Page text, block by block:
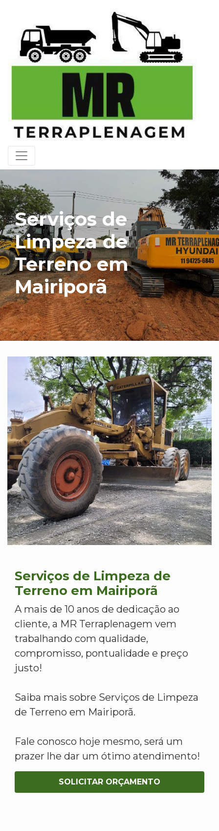
Serviços de
Limpeza de
Terreno em
Mairiporã
Serviços de Limpeza de
Terreno em Mairiporã
A mais de 10 anos de dedicação ao
cliente, a MR Terraplenagem vem
trabalhando com qualidade,
compromisso, pontualidade e preço
justo!
Saiba mais sobre Serviços de Limpeza
de Terreno em Mairiporã.
Fale conosco hoje mesmo, será um
prazer lhe dar um ótimo atendimento!
SOLICITAR ORÇAMENTO